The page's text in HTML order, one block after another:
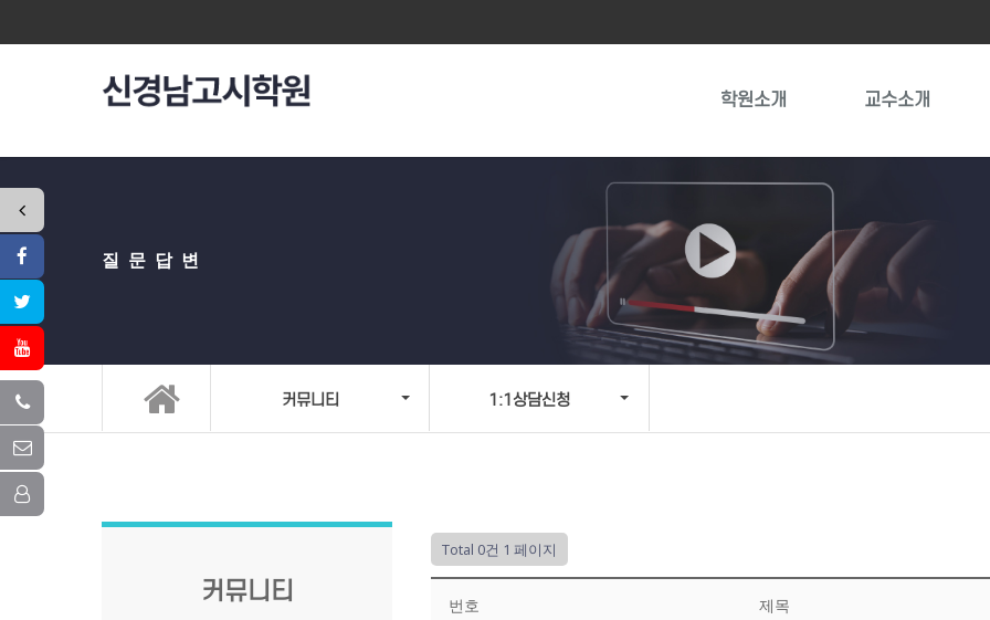
학원소개 교수소개
질문답변
커뮤니티 1:1상담신청
커뮤니티
Total 0건 1 페이지
번호 제목